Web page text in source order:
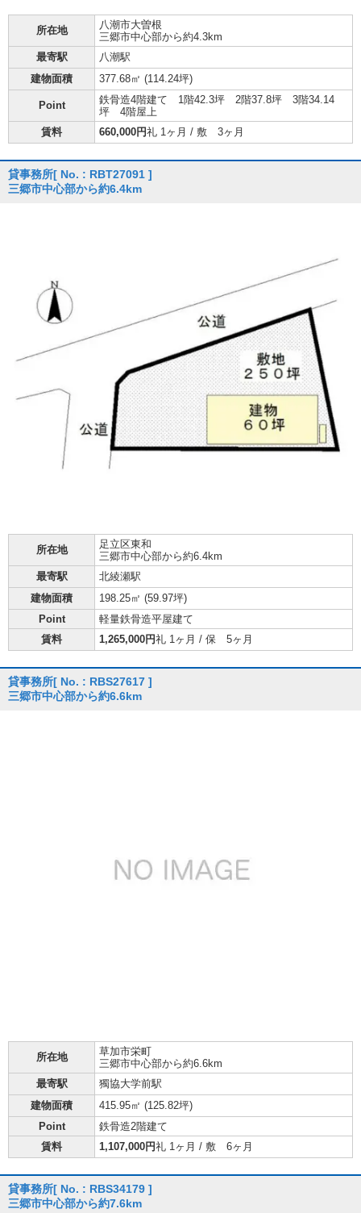
所在地 八潮市大曽根
三郷市中心部から約4.3km
最寄駅
八潮駅
建物面積
377.68㎡ (114.24坪)
Point
鉄骨造4階建て 1階42.3坪 2階37.8坪 3階34.14
坪 4階屋上
賃料
660,000円礼 1ヶ月 / 敷 3ヶ月
貸事務所[ No. : RBT27091 ]
三郷市中心部から約6.4km
所在地 足立区東和
三郷市中心部から約6.4km
最寄駅
北綾瀬駅
建物面積
198.25㎡ (59.97坪)
Point
軽量鉄骨造平屋建て
賃料
1,265,000円礼 1ヶ月 / 保 5ヶ月
貸事務所[ No. : RBS27617 ]
三郷市中心部から約6.6km
所在地 草加市栄町
三郷市中心部から約6.6km
最寄駅
獨協大学前駅
建物面積
415.95㎡ (125.82坪)
Point
鉄骨造2階建て
賃料
1,107,000円礼 1ヶ月 / 敷 6ヶ月
貸事務所[ No. : RBS34179 ]
三郷市中心部から約7.6km